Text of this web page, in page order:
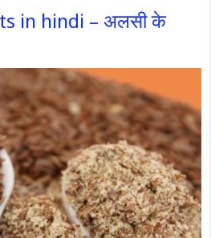
in hindi – अलसी के